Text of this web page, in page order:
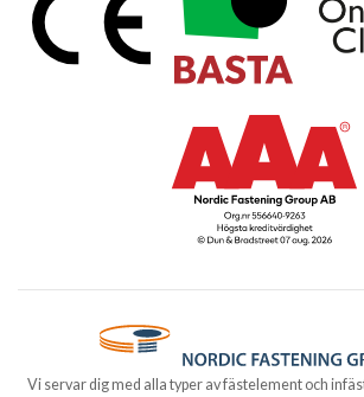
Vi servar dig med alla typer av fästelement och